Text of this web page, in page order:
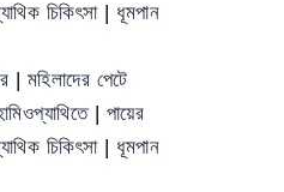
চিকিৎসা | ধূমপান
| মহিলাদের পেটে
| পায়ের
চিকিৎসা | ধূমপান